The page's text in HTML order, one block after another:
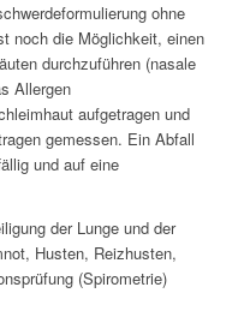
ohne
noch die Möglichkeit, einen
durchzuführen (nasale
Allergen
aufgetragen und
gemessen. Ein Abfall
und auf eine
der Lunge und der
Husten, Reizhusten,
(Spirometrie)